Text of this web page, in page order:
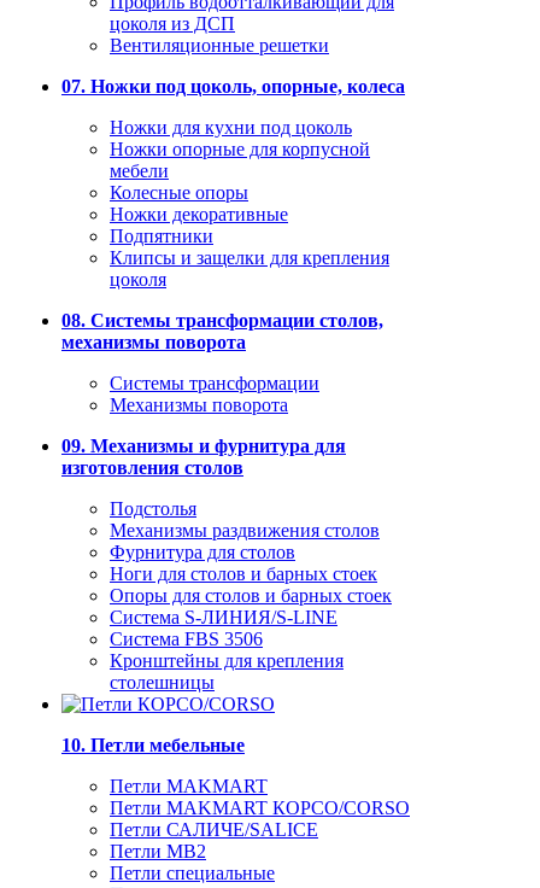
цоколя из ДСП
Вентиляционные решетки
07. Ножки под цоколь, опорные, колеса
Ножки для кухни под цоколь
Ножки опорные для корпусной
мебели
Колесные опоры
Ножки декоративные
Подпятники
Клипсы и защелки для крепления
цоколя
08. Системы трансформации столов,
механизмы поворота
Системы трансформации
Механизмы поворота
09. Механизмы и фурнитура для
изготовления столов
Подстолья
Механизмы раздвижения столов
Фурнитура для столов
Ноги для столов и барных стоек
Опоры для столов и барных стоек
Система S-ЛИНИЯ/S-LINE
Система FBS 3506
Кронштейны для крепления
столешницы
10. Петли мебельные
Петли MAKMART
Петли MAKMART КОРСО/CORSO
Петли САЛИЧЕ/SALICE
Петли MB2
Петли специальные